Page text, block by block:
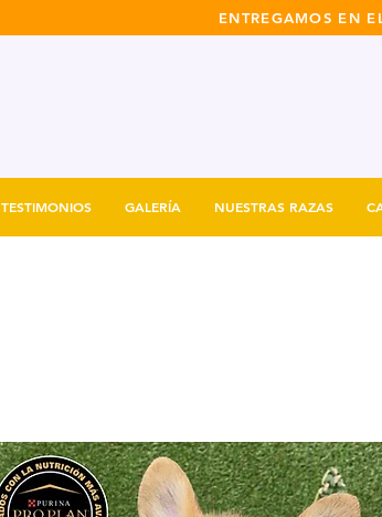
ENTREGAMOS EN
TESTIMONIOS GALERÍA NUESTRAS RAZAS